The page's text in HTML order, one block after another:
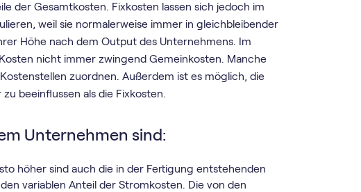
der Gesamtkosten. Fixkosten lassen sich jedoch im
weil sie normalerweise immer in gleichbleibender
Höhe nach dem Output des Unternehmens. Im
nicht immer zwingend Gemeinkosten. Manche
zuordnen. Außerdem ist es möglich, die
beeinflussen als die Fixkosten.
Unternehmen sind:
höher sind auch die in der Fertigung entstehenden
variablen Anteil der Stromkosten. Die von den